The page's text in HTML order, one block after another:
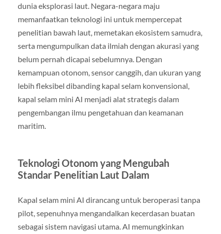
dunia eksplorasi laut. Negara-negara maju
memanfaatkan teknologi ini untuk mempercepat
penelitian bawah laut, memetakan ekosistem samudra,
serta mengumpulkan data ilmiah dengan akurasi yang
belum pernah dicapai sebelumnya. Dengan
kemampuan otonom, sensor canggih, dan ukuran yang
lebih fleksibel dibanding kapal selam konvensional,
kapal selam mini AI menjadi alat strategis dalam
pengembangan ilmu pengetahuan dan keamanan
maritim.
Teknologi Otonom yang Mengubah
Standar Penelitian Laut Dalam
Kapal selam mini AI dirancang untuk beroperasi tanpa
pilot, sepenuhnya mengandalkan kecerdasan buatan
sebagai sistem navigasi utama. AI memungkinkan